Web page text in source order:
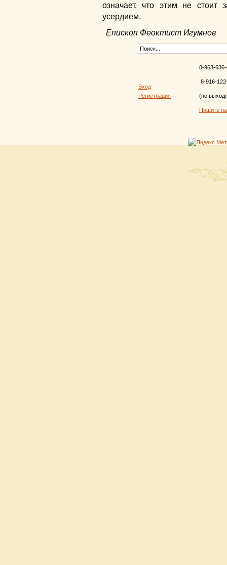
означает, что этим не стоит
усердием.
Епископ Феоктист Игумнов
Вход
Регистрация
8-963-
8-916-
(по
Пишите